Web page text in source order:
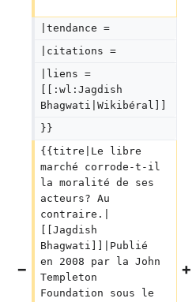
|tendance =
|citations =
|liens =
[[:wl:Jagdish
Bhagwati|Wikibéral]]
}}
{{titre|Le libre
marché corrode-t-il
la moralité de ses
acteurs? Au
contraire.|
[[Jagdish
Bhagwati]]|Publié
en 2008 par la John
Templeton
Foundation sous le